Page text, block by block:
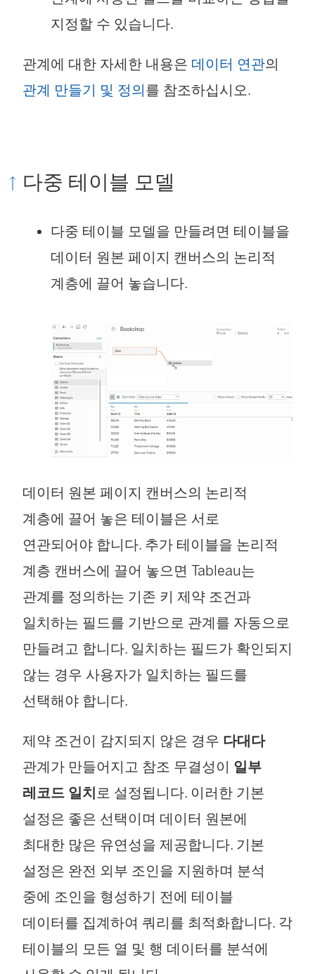
지정할 수 있습니다.
관계에 대한 자세한 내용은 데이터 연관의
관계 만들기 및 정의를 참조하십시오.
다중 테이블 모델
다중 테이블 모델을 만들려면 테이블을
데이터 원본 페이지 캔버스의 논리적
계층에 끌어 놓습니다.
데이터 원본 페이지 캔버스의 논리적
계층에 끌어 놓은 테이블은 서로
연관되어야 합니다. 추가 테이블을 논리적
계층 캔버스에 끌어 놓으면 Tableau는
관계를 정의하는 기존 키 제약 조건과
일치하는 필드를 기반으로 관계를 자동으로
만들려고 합니다. 일치하는 필드가 확인되지
않는 경우 사용자가 일치하는 필드를
선택해야 합니다.
제약 조건이 감지되지 않은 경우 다대다
관계가 만들어지고 참조 무결성이 일부
레코드 일치로 설정됩니다. 이러한 기본
설정은 좋은 선택이며 데이터 원본에
최대한 많은 유연성을 제공합니다. 기본
설정은 완전 외부 조인을 지원하며 분석
중에 조인을 형성하기 전에 테이블
데이터를 집계하여 쿼리를 최적화합니다. 각
테이블의 모든 열 및 행 데이터를 분석에